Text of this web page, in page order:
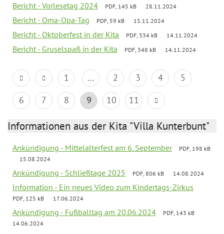
Bericht - Vorlesetag 2024 PDF, 145 kB 28.11.2024
Bericht - Oma-Opa-Tag PDF, 59 kB 15.11.2024
Bericht - Oktoberfest in der Kita PDF, 334 kB 14.11.2024
Bericht - Gruselspaß in der Kita PDF, 348 kB 14.11.2024
1 ... 2 3 4
5
6
7 8 9 10 11
Informationen aus der Kita "Villa Kunterbunt"
Ankündigung - Mittelalterfest am 6. September
PDF, 198 kB
15.08.2024
Ankündigung - Schließtage 2025 PDF, 806 kB 14.08.2024
Information - Ein neues Video zum Kindertags-Zirkus
PDF, 125 kB 17.06.2024
Ankündigung - Fußballtag am 20.06.2024
PDF, 143 kB
14.06.2024